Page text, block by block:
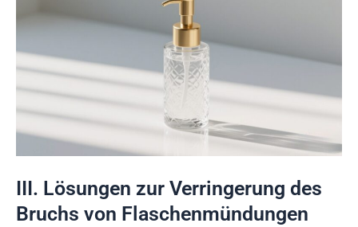
III. Lösungen zur Verringerung des
Bruchs von Flaschenmündungen